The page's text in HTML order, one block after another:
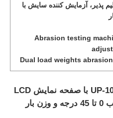
پذیر، آزمایش کننده سایش با
Abrasion testing
Dual load weights
UP-1008 Akron Abrasion Tester با صفحه نمایش LCD
8 رقمی قابل تنظیم زاویه شیب 0 تا 45 درجه و وزن بار